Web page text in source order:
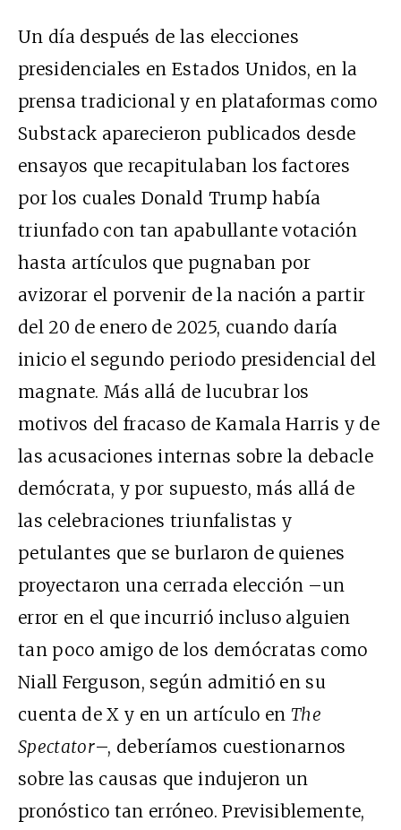
Un día después de las elecciones
presidenciales en Estados Unidos, en la
prensa tradicional y en plataformas como
Substack aparecieron publicados desde
ensayos que recapitulaban los factores
por los cuales Donald Trump había
triunfado con tan apabullante votación
hasta artículos que pugnaban por
avizorar el porvenir de la nación a partir
del 20 de enero de 2025, cuando daría
inicio el segundo periodo presidencial del
magnate. Más allá de lucubrar los
motivos del fracaso de Kamala Harris y de
las acusaciones internas sobre la debacle
demócrata, y por supuesto, más allá de
las celebraciones triunfalistas y
petulantes que se burlaron de quienes
proyectaron una cerrada elección –un
error en el que incurrió incluso alguien
tan poco amigo de los demócratas como
Niall Ferguson, según admitió en su
cuenta de X y en un artículo en The
Spectator–, deberíamos cuestionarnos
sobre las causas que indujeron un
pronóstico tan erróneo. Previsiblemente,